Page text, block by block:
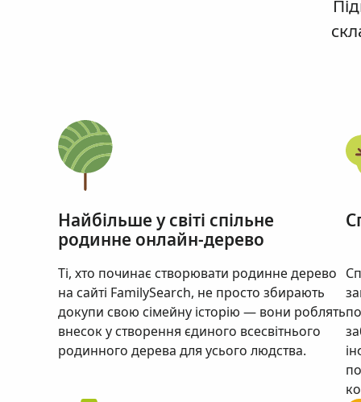
Найбільше у світі спільне
родинне онлайн-дерево
Ті, хто починає створювати родинне дерево
на сайті FamilySearch, не просто збирають
докупи свою сімейну історію — вони роблять
внесок у створення єдиного всесвітнього
родинного дерева для усього людства.